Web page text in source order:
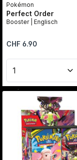
Pokémon
Perfect Order
Booster | Englisch
Regulärer Preis:
CHF 6.90
Produkt